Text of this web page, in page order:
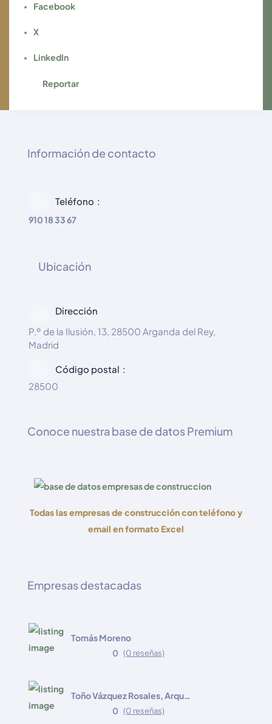
Facebook
X
LinkedIn
Reportar
Información de contacto
Teléfono
910 18 33 67
Ubicación
Dirección
P.º de la Ilusión, 13, 28500 Arganda del Rey,
Madrid
Código postal
28500
Conoce nuestra base de datos Premium
Todas las empresas de construcción con teléfono y
email en formato Excel
Empresas destacadas
Tomás Moreno
0 (0 reseñas)
0 (0 reseñas)